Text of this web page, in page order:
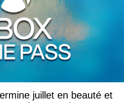
juillet en beauté et